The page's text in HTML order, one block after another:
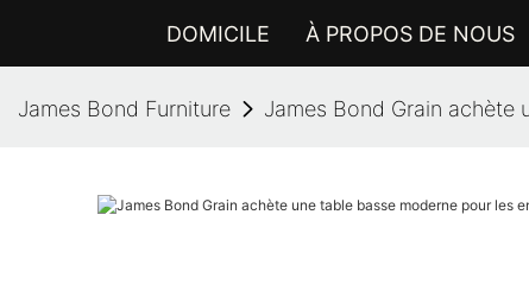
DOMICILE À PROPOS DE NOUS
James Bond Furniture James Bond Grain achète